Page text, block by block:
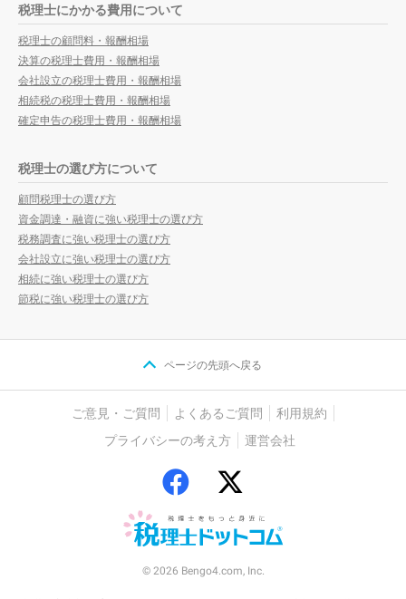
税理士にかかる費用について
税理士の顧問料・報酬相場
決算の税理士費用・報酬相場
会社設立の税理士費用・報酬相場
相続税の税理士費用・報酬相場
確定申告の税理士費用・報酬相場
税理士の選び方について
顧問税理士の選び方
資金調達・融資に強い税理士の選び方
税務調査に強い税理士の選び方
会社設立に強い税理士の選び方
相続に強い税理士の選び方
節税に強い税理士の選び方
ページの先頭へ戻る
ご意見・ご質問 よくあるご質問
利用規約
プライバシーの考え方
運営会社
© 2026 Bengo4.com, Inc.